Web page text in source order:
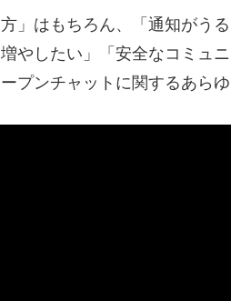
」はもちろん、「通知がう
やしたい」「安全なコミュ
プンチャットに関するあら